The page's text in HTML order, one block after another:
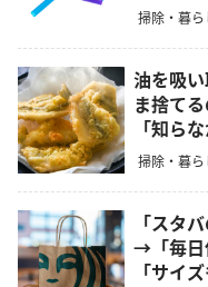
掃除・暮ら
油を吸
ま捨て
「知ら
掃除・暮ら
「スタ
→「毎日
「サイ